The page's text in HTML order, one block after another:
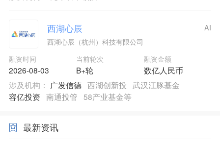
西湖心辰
西湖心辰（杭州）科技有限公司
融资时间
2026-08-03
当前轮次
B+轮
融资金额
数亿人民币
AI
涉及机构： 广发信德 西湖创新投 武汉江豚基金
容亿投资 南通投管 58产业基金等
最新资讯